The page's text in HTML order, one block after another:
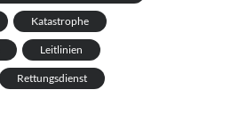
Katastrophe
Leitlinien
Rettungsdienst